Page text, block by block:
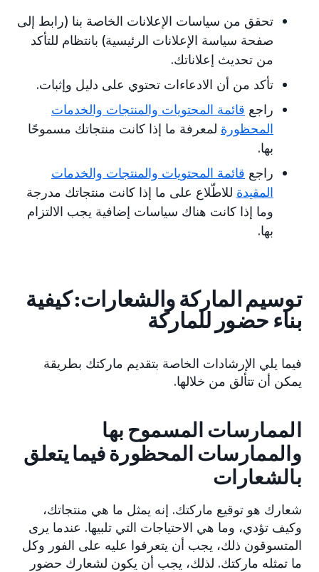
تحقق من سياسات الإعلانات الخاصة بنا (رابط إلى
صفحة سياسة الإعلانات الرئيسية) بانتظام للتأكد
من تحديث إعلاناتك.
تأكد من أن الادعاءات تحتوي على دليل وإثبات.
راجع قائمة المحتويات والمنتجات والخدمات
المحظورة لمعرفة ما إذا كانت منتجاتك مسموحًا
بها.
راجع قائمة المحتويات والمنتجات والخدمات
المقيدة للاطّلاع على ما إذا كانت منتجاتك مدرجة
وما إذا كانت هناك سياسات إضافية يجب الالتزام
بها.
توسيم الماركة والشعارات: كيفية
بناء حضور للماركة
فيما يلي الإرشادات الخاصة بتقديم ماركتك بطريقة
يمكن أن تتألق من خلالها.
الممارسات المسموح بها
والممارسات المحظورة فيما يتعلق
بالشعارات
شعارك هو توقيع ماركتك. إنه يمثل ما هي منتجاتك،
وكيف تؤدي، وما هي الاحتياجات التي تلبيها. عندما يرى
المتسوقون ذلك، يجب أن يتعرفوا عليه على الفور وكل
ما تمثله ماركتك. لذلك، يجب أن يكون لشعارك حضور